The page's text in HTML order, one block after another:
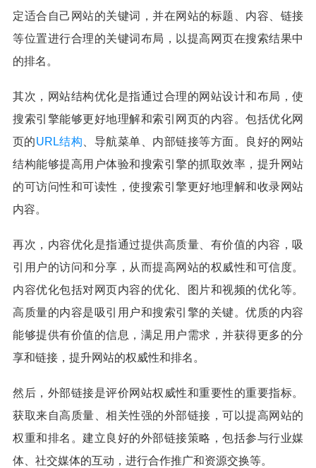
定适合自己网站的关键词，并在网站的标题、内容、链接
等位置进行合理的关键词布局，以提高网页在搜索结果中
的排名。
其次，网站结构优化是指通过合理的网站设计和布局，使
搜索引擎能够更好地理解和索引网页的内容。包括优化网
页的URL结构 、导航菜单、内部链接等方面。良好的网站
结构能够提高用户体验和搜索引擎的抓取效率，提升网站
的可访问性和可读性，使搜索引擎更好地理解和收录网站
内容。
再次，内容优化是指通过提供高质量、有价值的内容，吸
引用户的访问和分享，从而提高网站的权威性和可信度。
内容优化包括对网页内容的优化、图片和视频的优化等。
高质量的内容是吸引用户和搜索引擎的关键。优质的内容
能够提供有价值的信息，满足用户需求，并获得更多的分
享和链接，提升网站的权威性和排名。
然后，外部链接是评价网站权威性和重要性的重要指标。
获取来自高质量、相关性强的外部链接，可以提高网站的
权重和排名。建立良好的外部链接策略，包括参与行业媒
体、社交媒体的互动，进行合作推广和资源交换等。